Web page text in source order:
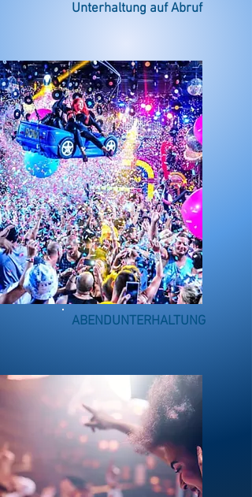
Unterhaltung auf Abruf
ABENDUNTERHALTUNG